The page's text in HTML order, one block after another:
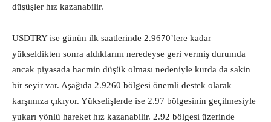
düşüşler hız kazanabilir.
USDTRY ise günün ilk saatlerinde 2.9670’lere kadar
yükseldikten sonra aldıklarını neredeyse geri vermiş durumda
ancak piyasada hacmin düşük olması nedeniyle kurda da sakin
bir seyir var. Aşağıda 2.9260 bölgesi önemli destek olarak
karşımıza çıkıyor. Yükselişlerde ise 2.97 bölgesinin geçilmesiyle
yukarı yönlü hareket hız kazanabilir. 2.92 bölgesi üzerinde